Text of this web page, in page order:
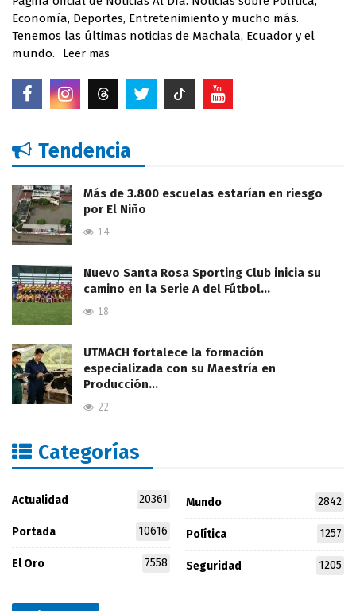
Economía, Deportes, Entretenimiento y mucho más.
Tenemos las últimas noticias de Machala, Ecuador y el
mundo.
Leer mas
Tendencia
Más de 3.800 escuelas estarían en riesgo
por El Niño
14
Nuevo Santa Rosa Sporting Club inicia su
camino en la Serie A del Fútbol…
18
UTMACH fortalece la formación
especializada con su Maestría en
Producción…
22
Categorías
Actualidad 20361
Portada 10616
El Oro 7558
Mundo 2842
Política 1257
Seguridad 1205